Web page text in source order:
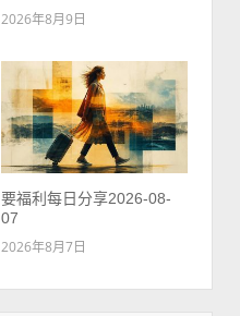
2026年8月9日
要福利每日分享2026-08-
07
2026年8月7日